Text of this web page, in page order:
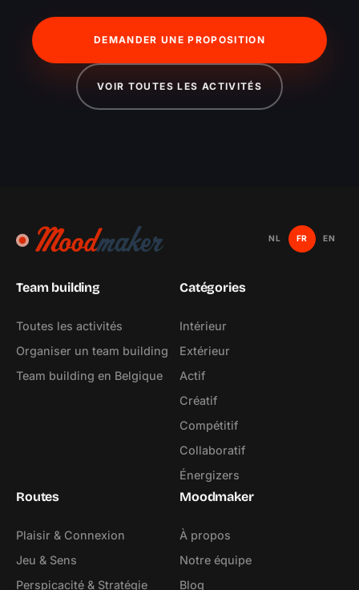
DEMANDER UNE PROPOSITION
VOIR TOUTES LES ACTIVITÉS
NL FR EN
Team building
Toutes les activités
Organiser un team building
Team building en Belgique
Catégories
Intérieur
Extérieur
Actif
Créatif
Compétitif
Collaboratif
Énergizers
Routes
Plaisir & Connexion
Jeu & Sens
Perspicacité & Stratégie
Moodmaker
À propos
Notre équipe
Blog